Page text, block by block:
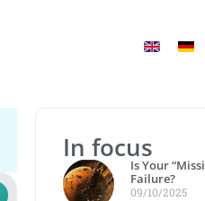
In focus
Is Your
Failure?
09/10/2025